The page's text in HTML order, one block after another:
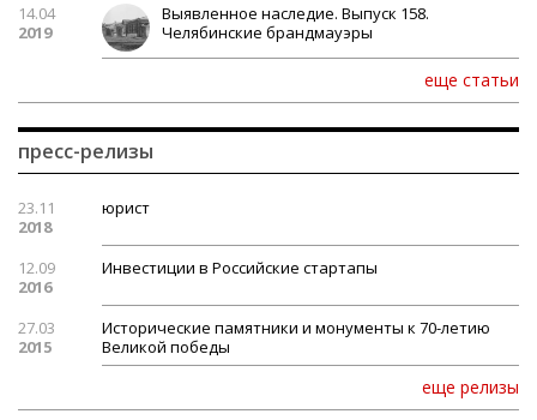
14.04
2019
Выявленное наследие. Выпуск 158.
Челябинские брандмауэры
еще статьи
пресс-релизы
23.11
2018
юрист
12.09
2016
Инвестиции в Российские стартапы
27.03
2015
Исторические памятники и монументы к 70-летию
Великой победы
еще релизы